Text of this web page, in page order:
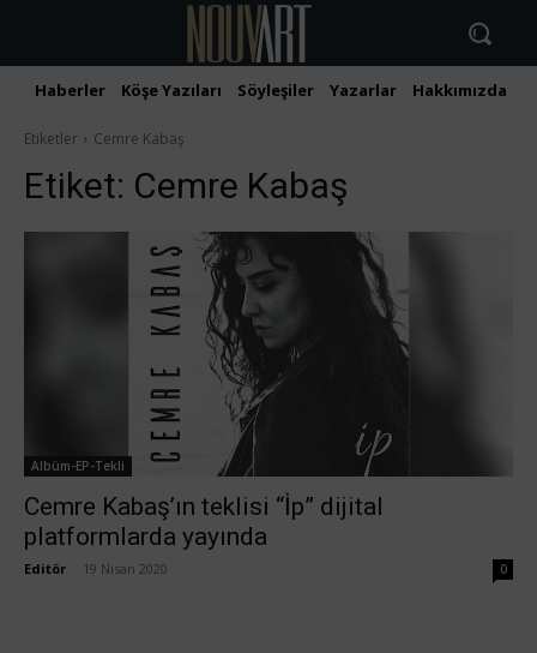
Haberler Köşe Yazıları Söyleşiler Yazarlar Hakkımızda
Etiketler Cemre Kabaş
Etiket: Cemre Kabaş
Albüm-EP-Tekli
Cemre Kabaş’ın teklisi “İp” dijital
platformlarda yayında
Editör 19 Nisan 2020 0